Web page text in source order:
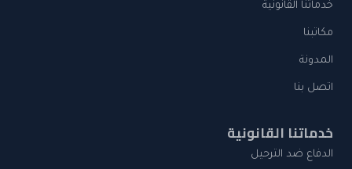
خدماتنا القانونية
مكاتبنا
المدونة
اتصل بنا
خدماتنا القانونية
الدفاع ضد الترحيل